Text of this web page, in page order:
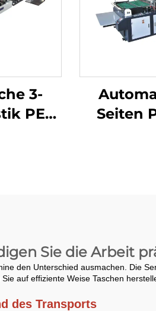
3-
PE
Seiten
Sie die Arbeit
den Unterschied ausmachen. Die
auf effiziente Weise Taschen
des Transports